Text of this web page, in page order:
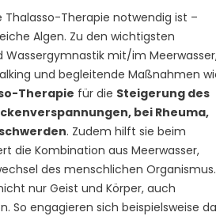
Therapie notwendig ist –
Algen. Zu den wichtigsten
Wassergymnastik mit/im
und begleitende Maßnahmen
Therapie für die Steigerung des
bei Rheuma,
. Zudem hilft sie beim
die Kombination aus Meerwasser,
des menschlichen Organismus.
nur Geist und Körper, auch
So engagieren sich beispielsweise